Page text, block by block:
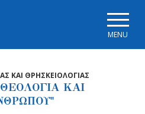
MENU
ΚΑΙ ΘΡΗΣΚΕΙΟΛΟΓΙΑΣ
ΚΑΙ